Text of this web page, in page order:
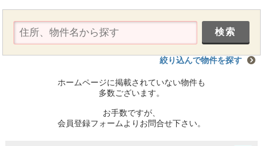
絞り込んで物件を探す
ホームページに掲載されていない物件も
多数ございます。
お手数ですが、
会員登録フォームよりお問合せ下さい。